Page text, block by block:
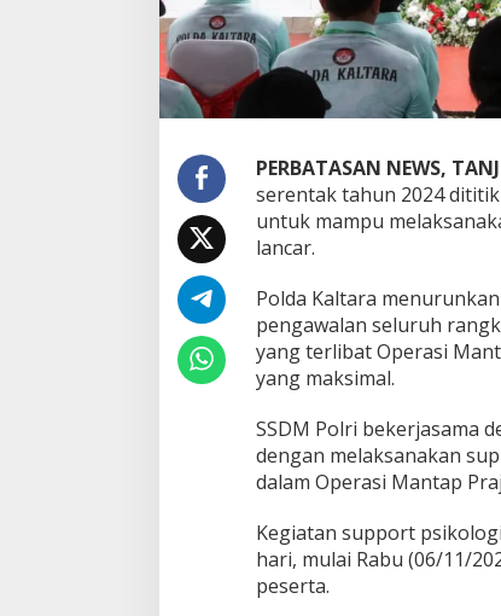
k
s
a
S
u
r
t
P
o
l
o
g
K
e
PERBATASAN NEWS,
serentak tahun 2024
untuk mampu
lancar.
Polda Kaltara
pengawalan seluruh
yang terlibat Operasi
yang maksimal.
SSDM Polri bekerjasama
dengan melaksanakan
dalam Operasi Mantap
Kegiatan support
hari, mulai Rabu (06/11/
peserta.